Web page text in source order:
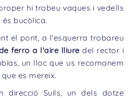
hi trobeu vaques i vedells
bucòlica.
el pont, a l'esquerra trobareu
ferro a l'aire lliure del rector i
un lloc que us recomanem
es mereix.
direcció Suils, un dels dotze